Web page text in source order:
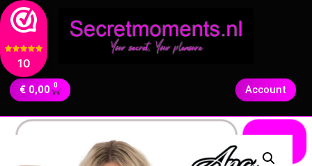
10
€ 0,00 0 Account